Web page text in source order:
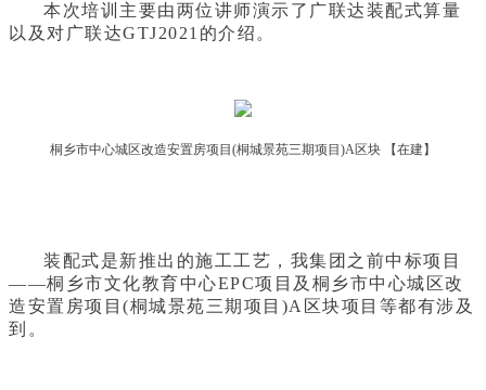
本次培训主要由两位讲师演示了广联达装配式算量
以及对广联达GTJ2021的介绍。
桐乡市中心城区改造安置房项目(桐城景苑三期项目)A区块 【在建】
装配式是新推出的施工工艺，我集团之前中标项目
——桐乡市文化教育中心EPC项目及桐乡市中心城区改
造安置房项目(桐城景苑三期项目)A区块项目等都有涉及
到。